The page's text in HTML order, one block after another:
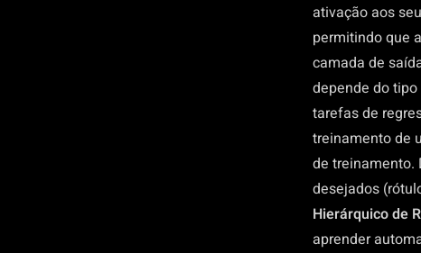
ativação aos
permitindo que
camada de
depende do
tarefas de
treinamento de
de treinamento.
desejados
Hierárquico de
aprender